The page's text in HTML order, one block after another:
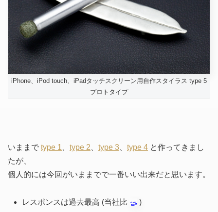
iPhone、iPod touch、iPadタッチスクリーン用自作スタイラス type 5
プロトタイプ
いままで type 1 type 2 type 3 type 4 と作ってきまし
たが、
個人的には今回がいままでで一番いい出来だと思います。
レスポンスは過去最高 (当社比
)